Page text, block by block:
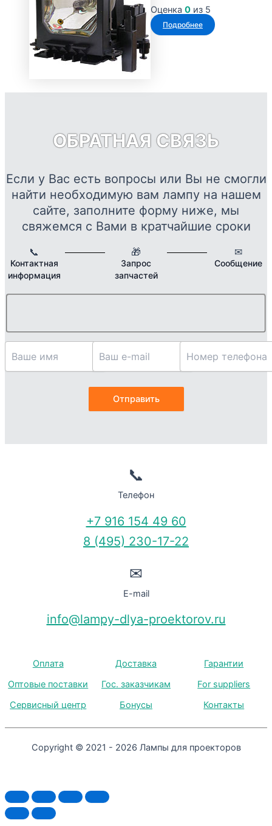
17794 ₽
вариаций.
Опции
можно
товара.
Оценка 0 из 5
Подробнее
ОБРАТНАЯ СВЯЗЬ
Если у Вас есть вопросы или Вы не смогли
найти необходимую вам лампу на нашем
сайте, заполните форму ниже, мы
свяжемся с Вами в кратчайшие сроки
📞
Контактная
информация
🎁
Запрос
запчастей
✉
Сообщение
📞
Телефон
+7 916 154 49 60
8 (495) 230-17-22
✉
E-mail
info@lampy-dlya-proektorov.ru
Оплата Доставка
Гарантии
Оптовые поставки
Гос. заказчикам
For suppliers
Сервисный центр
Бонусы Контакты
Copyright © 2021 - 2026 Лампы для проекторов